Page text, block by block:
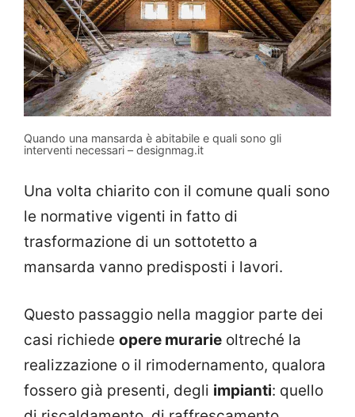
Quando una mansarda è abitabile e quali sono gli
interventi necessari – designmag.it
Una volta chiarito con il comune quali sono
le normative vigenti in fatto di
trasformazione di un sottotetto a
mansarda vanno predisposti i lavori.
Questo passaggio nella maggior parte dei
casi richiede opere murarie oltreché la
realizzazione o il rimodernamento, qualora
fossero già presenti, degli impianti: quello